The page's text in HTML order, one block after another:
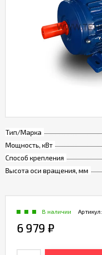
Тип/Марка
Мощность, кВт
Способ крепления
Высота оси вращения, мм
Артикул:
В наличии
6 979 ₽